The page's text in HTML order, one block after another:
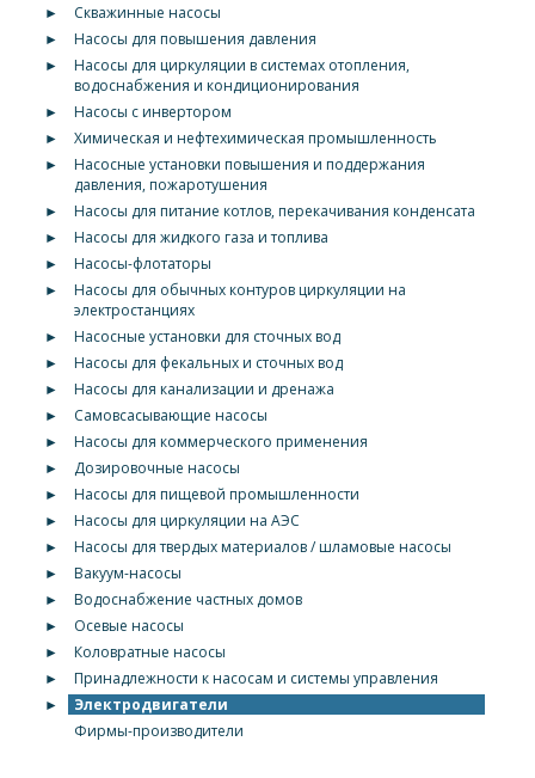
►
Скважинные насосы
►
Насосы для повышения давления
►
Насосы для циркуляции в системах отопления,
водоснабжения и кондиционирования
►
Насосы с инвертором
►
Химическая и нефтехимическая промышленность
►
Насосные установки повышения и поддержания
давления, пожаротушения
►
Насосы для питание котлов, перекачивания конденсата
►
Насосы для жидкого газа и топлива
►
Насосы-флотаторы
►
Насосы для обычных контуров циркуляции на
электростанциях
►
Насосные установки для сточных вод
►
Насосы для фекальных и сточных вод
►
Насосы для канализации и дренажа
►
Самовсасывающие насосы
►
Насосы для коммерческого применения
►
Дозировочные насосы
►
Насосы для пищевой промышленности
►
Насосы для циркуляции на АЭС
►
Насосы для твердых материалов / шламовые насосы
►
Вакуум-насосы
►
Водоснабжение частных домов
►
Осевые насосы
►
Коловратные насосы
►
Принадлежности к насосам и системы управления
►
Электродвигатели
Фирмы-производители